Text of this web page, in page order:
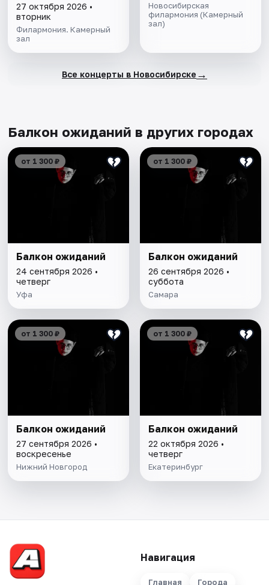
27 октября 2026 •
вторник
Филармония. Камерный
зал
Новосибирская
филармония (Камерный
зал)
Все концерты в Новосибирске →
Балкон ожиданий в других городах
от 1 300 ₽
Балкон ожиданий
24 сентября 2026 •
четверг
Уфа
от 1 300 ₽
Балкон ожиданий
26 сентября 2026 •
суббота
Самара
от 1 300 ₽
Балкон ожиданий
27 сентября 2026 •
воскресенье
Нижний Новгород
от 1 300 ₽
Балкон ожиданий
22 октября 2026 •
четверг
Екатеринбург
Навигация
Главная Города